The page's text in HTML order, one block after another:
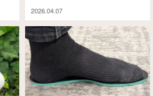
る」
2026.04.07